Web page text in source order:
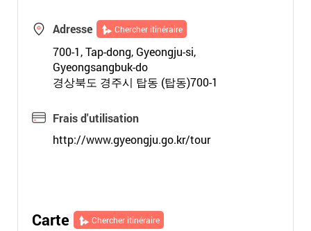
Adresse Chercher itinéraire
700-1, Tap-dong, Gyeongju-si,
Gyeongsangbuk-do
경상북도 경주시 탑동 (탑동)700-1
Frais d'utilisation
http://www.gyeongju.go.kr/tour
Carte Chercher itinéraire